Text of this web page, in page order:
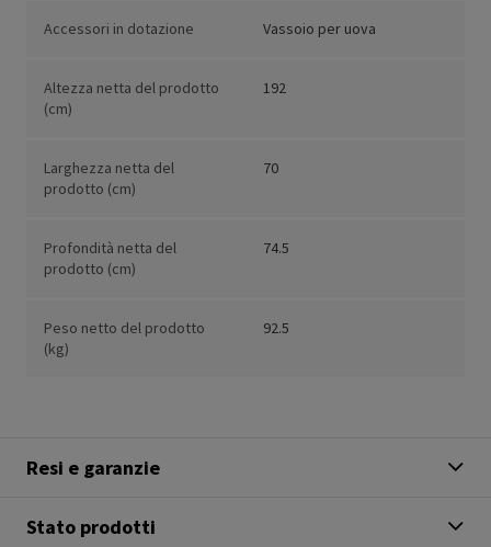
Accessori in dotazione Vassoio per uova
Altezza netta del prodotto
(cm)
192
Larghezza netta del
prodotto (cm)
70
Profondità netta del
prodotto (cm)
74.5
Peso netto del prodotto
(kg)
92.5
Resi e garanzie
Stato prodotti